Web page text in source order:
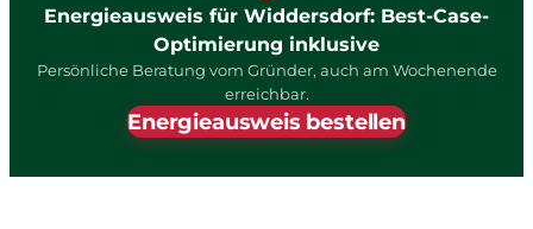
Energieausweis für Widdersdorf: Best-Case-
Optimierung inklusive
Persönliche Beratung vom Gründer, auch am Wochenende
erreichbar.
Energieausweis bestellen